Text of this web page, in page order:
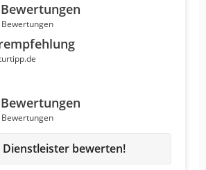
Dienstleister bewerten!